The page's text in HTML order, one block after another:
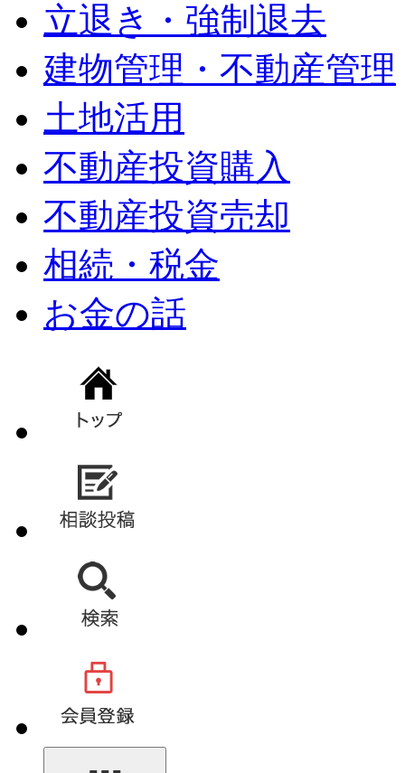
立退き・強制退去
建物管理・不動産管理
土地活用
不動産投資購入
不動産投資売却
相続・税金
お金の話